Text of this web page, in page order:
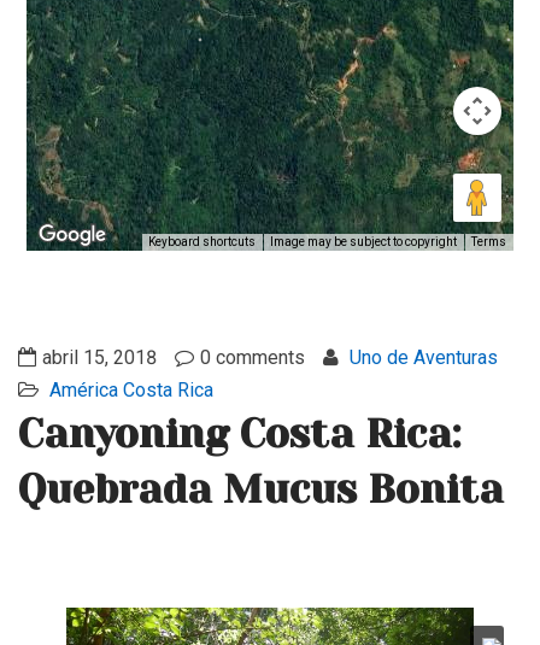
Keyboard shortcuts Image may be subject to copyright Terms
abril 15, 2018 0 comments
Uno de Aventuras
América Costa Rica
Canyoning Costa Rica:
Quebrada Mucus Bonita